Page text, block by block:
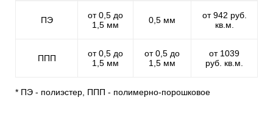
ПЭ
от 0,5 до
1,5 мм
0,5 мм
от 942 руб.
кв.м.
ППП
от 0,5 до
1,5 мм
от 0,5 до
1,5 мм
от 1039
руб. кв.м.
* ПЭ - полиэстер, ППП - полимерно-порошковое